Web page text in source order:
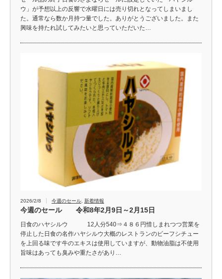
ウ」が予想以上の反響で水曜日には売り切れとなってしまいまし
た。通常なら数か月持つ量でした。ありがとうございました。また
興味を持たれ試してみたいと思っていただいた…
2026/2/8 今週のセール 新着情報
今週のセール 令和8年2月9日～2月15日
日食のハヤシルウ 12人分540⇒４８６円惜しまれつつ営業を
停止した日食の名作ハヤシルウ大概のレストランのビーフシチュー
を上回る味です牛のエキスは使用していますが、動物油脂は不使用
旨味はあっても臭みや重たさがあり…